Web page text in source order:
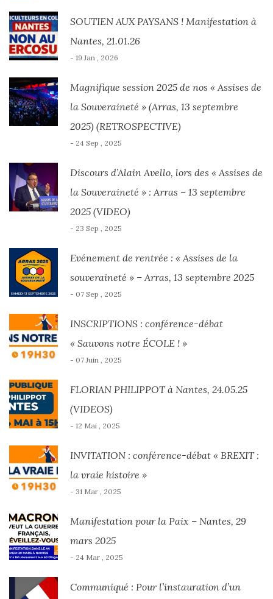
SOUTIEN AUX PAYSANS ! Manifestation à
Nantes, 21.01.26
- 19 Jan , 2026
Magnifique session 2025 de nos « Assises de
la Souveraineté » (Arras, 13 septembre
2025) (RETROSPECTIVE)
- 24 Sep , 2025
Discours d’Alain Avello, lors des « Assises de
la Souveraineté » : Arras – 13 septembre
2025 (VIDEO)
- 23 Sep , 2025
Evénement de rentrée : « Assises de la
souveraineté » – Arras, 13 septembre 2025
- 07 Sep , 2025
INSCRIPTIONS : conférence-débat
« Sauvons notre ÉCOLE ! »
- 07 Juin , 2025
FLORIAN PHILIPPOT à Nantes, 24.05.25
(VIDEOS)
- 12 Mai , 2025
INVITATION : conférence-débat « BREXIT :
la vraie histoire »
- 31 Mar , 2025
Manifestation pour la Paix – Nantes, 29
mars 2025
- 24 Mar , 2025
Communiqué : Pour l’instauration d’un